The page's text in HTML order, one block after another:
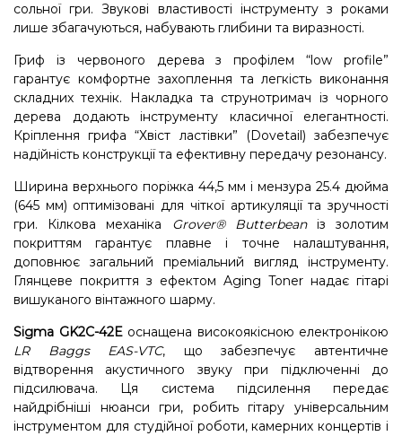
сольної гри. Звукові властивості інструменту з роками
лише збагачуються, набувають глибини та виразності.
Гриф із червоного дерева з профілем “low profile”
гарантує комфортне захоплення та легкість виконання
складних технік. Накладка та струнотримач із чорного
дерева додають інструменту класичної елегантності.
Кріплення грифа “Хвіст ластівки” (Dovetail) забезпечує
надійність конструкції та ефективну передачу резонансу.
Ширина верхнього поріжка 44,5 мм і мензура 25.4 дюйма
(645 мм) оптимізовані для чіткої артикуляції та зручності
гри. Кілкова механіка Grover® Butterbeanіз золотим
покриттям гарантує плавне і точне налаштування,
доповнює загальний преміальний вигляд інструменту.
Глянцеве покриття з ефектом Aging Toner надає гітарі
вишуканого вінтажного шарму.
Sigma GK2C-42Eоснащена високоякісною електронікою
LR Baggs EAS-VTC, що забезпечує автентичне
відтворення акустичного звуку при підключенні до
підсилювача. Ця система підсилення передає
найдрібніші нюанси гри, робить гітару універсальним
інструментом для студійної роботи, камерних концертів і